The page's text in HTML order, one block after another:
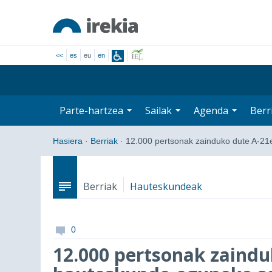
<< es eu en
Parte-hartzea Sailak Agenda
Hasiera · Berriak · 12.000 pertsonak zainduko dute A-
Berriak Hauteskundeak
0
12.000 pertsonak